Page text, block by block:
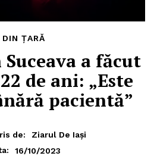
DIN ȚARĂ
a făcut
de ani: „Este
pacientă”
de:
Ziarul De Iași
16/10/2023